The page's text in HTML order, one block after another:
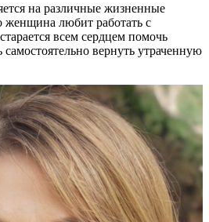
на различные жизненные
женщина любит работать с
всем сердцем помочь
вернуть утраченную